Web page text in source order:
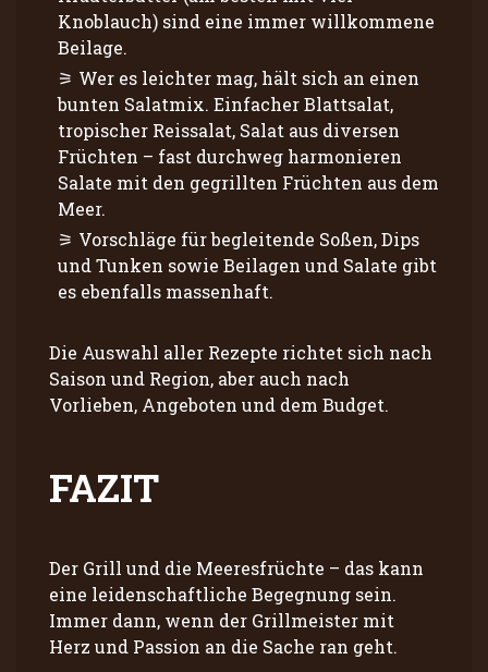
Knoblauch) sind eine immer willkommene
Beilage.
Wer es leichter mag, hält sich an einen
bunten Salatmix. Einfacher Blattsalat,
tropischer Reissalat, Salat aus diversen
Früchten – fast durchweg harmonieren
Salate mit den gegrillten Früchten aus dem
Meer.
Vorschläge für begleitende Soßen, Dips
und Tunken sowie Beilagen und Salate gibt
es ebenfalls massenhaft.
Die Auswahl aller Rezepte richtet sich nach
Saison und Region, aber auch nach
Vorlieben, Angeboten und dem Budget.
FAZIT
Der Grill und die Meeresfrüchte – das kann
eine leidenschaftliche Begegnung sein.
Immer dann, wenn der Grillmeister mit
Herz und Passion an die Sache ran geht.